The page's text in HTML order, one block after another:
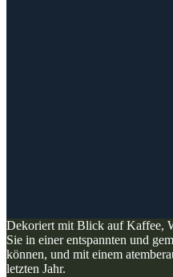
Dekoriert mit Blick auf Kaffee,
Sie in einer entspannten und
können, und mit einem
letzten Jahr.